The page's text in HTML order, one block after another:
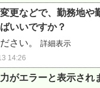
更などで、勤務地や
いいですか？
さい。 詳細表示
14:26
がエラーと表示され